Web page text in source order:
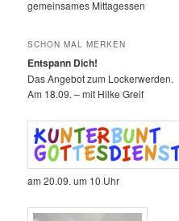
gemeinsames Mittagessen
SCHON MAL MERKEN
Entspann Dich!
Das Angebot zum Lockerwerden.
Am 18.09. – mit Hilke Greif
am 20.09. um 10 Uhr